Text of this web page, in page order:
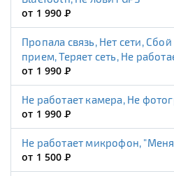
от 1 990Р
Пропала связь, Нет сети,
прием, Теряет сеть, Не
от 1 990Р
Не работает камера, Не
от 1 990Р
Не работает микрофон,
от 1 500Р